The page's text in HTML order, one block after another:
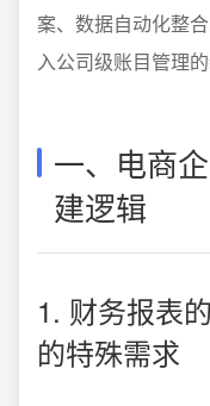
案、数据自动化整
入公司级账目管理的
一、电商
建逻辑
1. 财务报表
的特殊需求